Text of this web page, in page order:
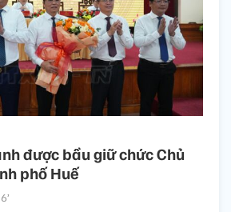
được bầu giữ chức Chủ
phố Huế